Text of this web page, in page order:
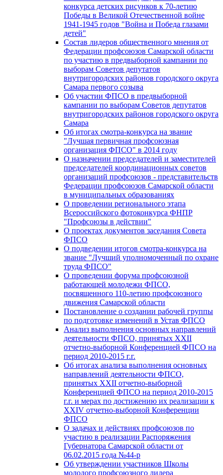
конкурса детских рисунков к 70-летию
Победы в Великой Отечественной войне
1941-1945 годов "Война и Победа глазами
детей"
Состав лидеров общественного мнения от
Федерации профсоюзов Самарской области
по участию в предвыборной кампании по
выборам Советов депутатов
внутригородских районов городского округа
Самара первого созыва
Об участии ФПСО в предвыборной
кампании по выборам Советов депутатов
внутригородских районов городского округа
Самара
Об итогах смотра-конкурса на звание
"Лучшая первичная профсоюзная
организация ФПСО" в 2014 году
О назначении председателей и заместителей
председателей координационных советов
организаций профсоюзов - представительств
Федерации профсоюзов Самарской области
в муниципальных образованиях
О проведении регионального этапа
Всероссийского фотоконкурса ФНПР
"Профсоюзы в действии"
О проектах документов заседания Совета
ФПСО
О подведении итогов смотра-конкурса на
звание "Лучший уполномоченный по охране
труда ФПСО"
О проведении форума профсоюзной
работающей молодежи ФПСО,
посвященного 110-летию профсоюзного
движения Самарской области
Постановление о создании рабочей группы
по подготовке изменений в Устав ФПСО
Анализ выполнения основных направлений
деятельности ФПСО, принятых XXII
отчетно-выборной Конференцией ФПСО на
период 2010-2015 г.г.
Об итогах анализа выполнения основных
направлений деятельности ФПСО,
принятых XXII отчетно-выборной
Конференцией ФПСО на период 2010-2015
г.г. и мерах по достижению их реализации к
XXIV отчетно-выборной Конференции
ФПСО
О задачах и действиях профсоюзов по
участию в реализации Распоряжения
Губернатора Самарской области от
06.02.2015 года №44-р
Об утверждении участников Школы
молодого профсоюзного лидера